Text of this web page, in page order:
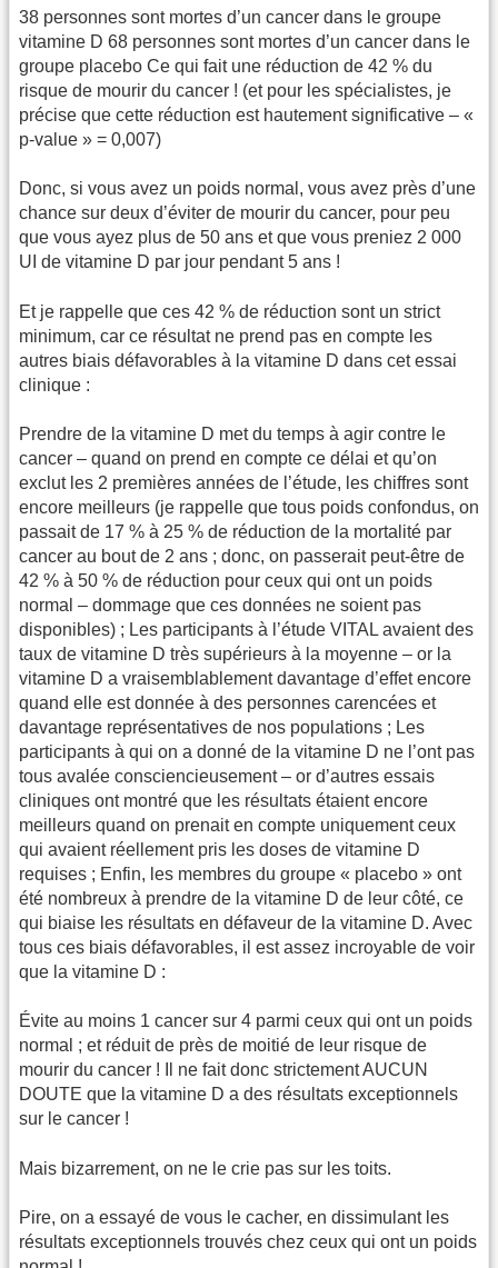
38 personnes sont mortes d’un cancer dans le groupe
vitamine D 68 personnes sont mortes d’un cancer dans le
groupe placebo Ce qui fait une réduction de 42 % du
risque de mourir du cancer ! (et pour les spécialistes, je
précise que cette réduction est hautement significative – «
p-value » = 0,007)
Donc, si vous avez un poids normal, vous avez près d’une
chance sur deux d’éviter de mourir du cancer, pour peu
que vous ayez plus de 50 ans et que vous preniez 2 000
UI de vitamine D par jour pendant 5 ans !
Et je rappelle que ces 42 % de réduction sont un strict
minimum, car ce résultat ne prend pas en compte les
autres biais défavorables à la vitamine D dans cet essai
clinique :
Prendre de la vitamine D met du temps à agir contre le
cancer – quand on prend en compte ce délai et qu’on
exclut les 2 premières années de l’étude, les chiffres sont
encore meilleurs (je rappelle que tous poids confondus, on
passait de 17 % à 25 % de réduction de la mortalité par
cancer au bout de 2 ans ; donc, on passerait peut-être de
42 % à 50 % de réduction pour ceux qui ont un poids
normal – dommage que ces données ne soient pas
disponibles) ; Les participants à l’étude VITAL avaient des
taux de vitamine D très supérieurs à la moyenne – or la
vitamine D a vraisemblablement davantage d’effet encore
quand elle est donnée à des personnes carencées et
davantage représentatives de nos populations ; Les
participants à qui on a donné de la vitamine D ne l’ont pas
tous avalée consciencieusement – or d’autres essais
cliniques ont montré que les résultats étaient encore
meilleurs quand on prenait en compte uniquement ceux
qui avaient réellement pris les doses de vitamine D
requises ; Enfin, les membres du groupe « placebo » ont
été nombreux à prendre de la vitamine D de leur côté, ce
qui biaise les résultats en défaveur de la vitamine D. Avec
tous ces biais défavorables, il est assez incroyable de voir
que la vitamine D :
Évite au moins 1 cancer sur 4 parmi ceux qui ont un poids
normal ; et réduit de près de moitié de leur risque de
mourir du cancer ! Il ne fait donc strictement AUCUN
DOUTE que la vitamine D a des résultats exceptionnels
sur le cancer !
Mais bizarrement, on ne le crie pas sur les toits.
Pire, on a essayé de vous le cacher, en dissimulant les
résultats exceptionnels trouvés chez ceux qui ont un poids